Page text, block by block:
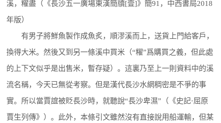
溪，䊮盡（《長沙五一廣場東漢簡牘[壹]》簡91，中西書局2018
年版）
有男子將鮮魚製作成魚炙，順漻溪而上，送貨上門給客戶，
換得大米。然後又到另一條溪中買米（“䊮”爲購買之義，但此處
的上下文似乎是出售米，暫存疑）。這裏乃至上一則資料中的溪
流名稱，今天已無從考察。但是漢代長沙水網稠密是不爭的事
實。所以當賈誼被貶長沙時，就聽說“長沙卑濕”（《史記·屈原
賈生列傳》）。此外，本條引文雖然沒有直接說用船運輸，但某